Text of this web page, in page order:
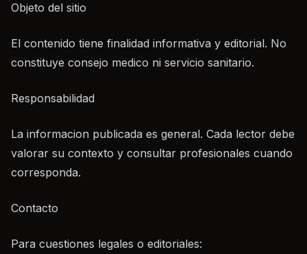
Objeto del sitio
El contenido tiene finalidad informativa y editorial. No
constituye consejo medico ni servicio sanitario.
Responsabilidad
La informacion publicada es general. Cada lector debe
valorar su contexto y consultar profesionales cuando
corresponda.
Contacto
Para cuestiones legales o editoriales: